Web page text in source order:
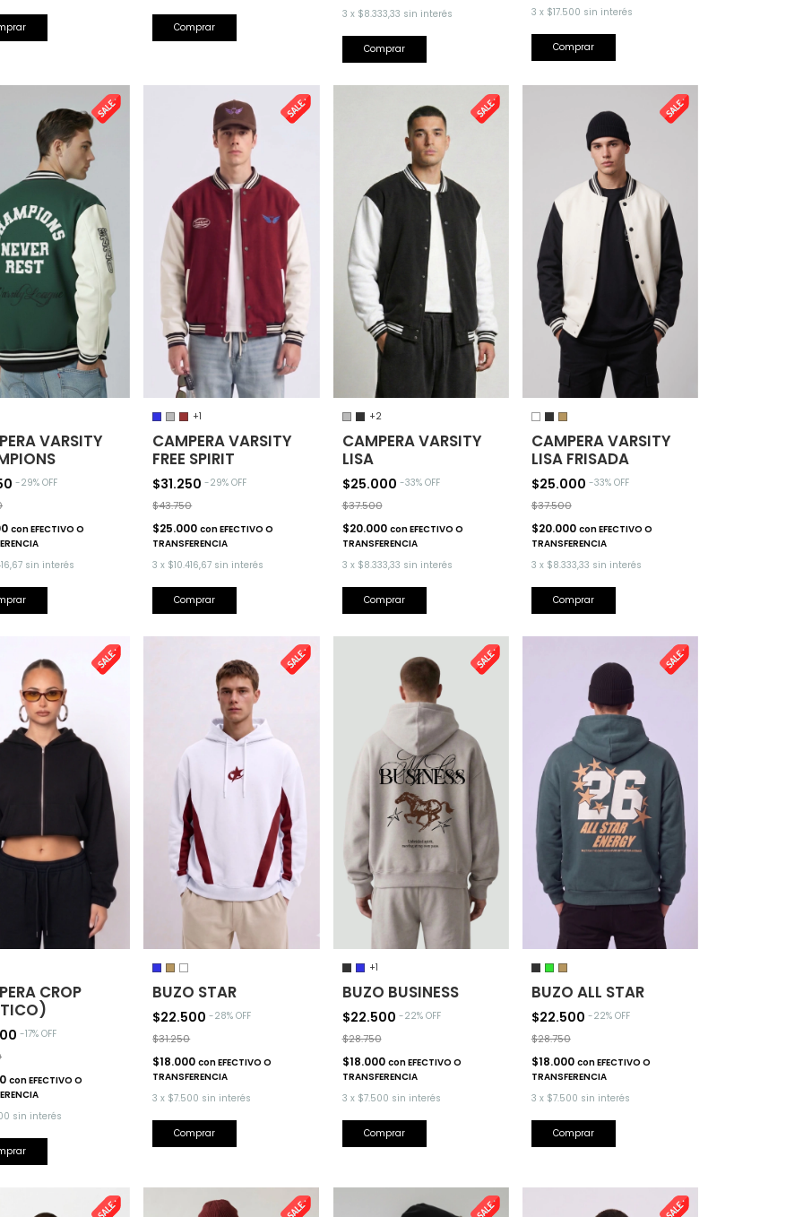
Comprar
3 x $8.333,33 sin interés
Comprar
3 x $17.500 sin interés
Comprar
VARSITY
-29% OFF
conEFECTIVO O
sin interés
+1
CAMPERA VARSITY
FREE SPIRIT
$31.250-29% OFF
$43.750
$25.000conEFECTIVO O
TRANSFERENCIA
3 x $10.416,67 sin interés
Comprar
+2
CAMPERA VARSITY
LISA
$25.000 -33% OFF
$37.500
$20.000 conEFECTIVO O
TRANSFERENCIA
3 x $8.333,33 sin interés
Comprar
CAMPERA VARSITY
LISA FRISADA
$25.000 -33% OFF
$37.500
$20.000 conEFECTIVO O
TRANSFERENCIA
3 x $8.333,33 sin interés
Comprar
CROP
-17% OFF
conEFECTIVO O
sin interés
BUZO STAR
$22.500-28% OFF
$31.250
$18.000conEFECTIVO O
TRANSFERENCIA
3 x $7.500 sin interés
Comprar
+1
BUZO BUSINESS
$22.500 -22% OFF
$28.750
$18.000 conEFECTIVO O
TRANSFERENCIA
3 x $7.500 sin interés
Comprar
BUZO ALL STAR
$22.500 -22% OFF
$28.750
$18.000 conEFECTIVO O
TRANSFERENCIA
3 x $7.500 sin interés
Comprar